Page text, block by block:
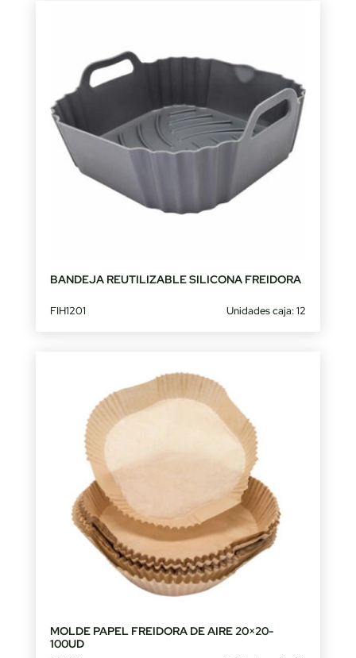
BANDEJA REUTILIZABLE SILICONA FREIDORA
FIH1201 Unidades caja: 12
MOLDE PAPEL FREIDORA DE AIRE 20×20-
100UD